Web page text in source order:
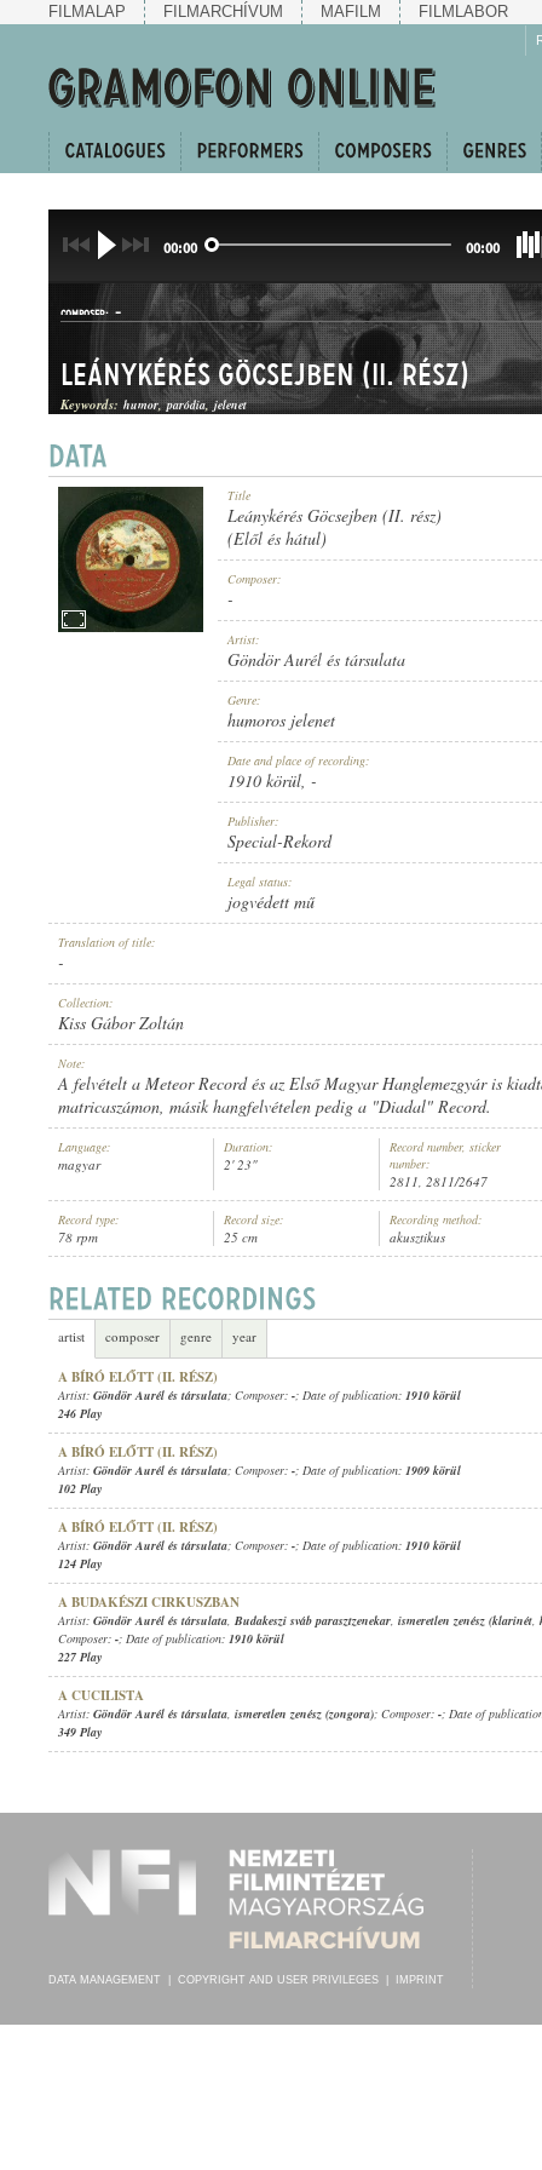
FILMALAP FILMARCHÍVUM MAFILM FILMLABOR
00:00 00:00
ARTIST: GÖNDÖR AURÉL ÉS TÁRSULATA
COMPOSER: -
HUMOROS JELENET
SPECIAL-REKORD
2811
Leánykérés Göcsejben (II. rész)
Keywords: humor paródia jelenet
Title
Leánykérés Göcsejben (II. rész)
(Elől és hátul)
Composer:
-
Artist:
Göndör Aurél és társulata
Genre:
humoros jelenet
Date and place of recording:
1910 körül, -
Publisher:
Special-Rekord
Legal status:
jogvédett mű
Translation of title:
-
Collection:
Kiss Gábor Zoltán
Note:
A felvételt a Meteor Record és az Első Magyar Hanglemezgyár is
matricaszámon, másik hangfelvételen pedig a "Diadal" Record.
Language:
magyar
Duration:
2' 23"
Record number, sticker
number:
2811, 2811/2647
Record type:
78 rpm
Record size:
25 cm
Recording method:
akusztikus
artist composer genre year
A BÍRÓ ELŐTT (II. RÉSZ)
Artist: Göndör Aurél és társulata; Composer: -; Date of publication: 1910 körül
246 Play
A BÍRÓ ELŐTT (II. RÉSZ)
Artist: Göndör Aurél és társulata; Composer: -; Date of publication: 1909 körül
102 Play
A BÍRÓ ELŐTT (II. RÉSZ)
Artist: Göndör Aurél és társulata; Composer: -; Date of publication: 1910 körül
124 Play
A BUDAKÉSZI CIRKUSZBAN
Artist: Göndör Aurél és társulata, Budakeszi sváb parasztzenekar, ismeretlen zenész (klarinét,
Composer: -; Date of publication: 1910 körül
227 Play
A CUCILISTA
Artist: Göndör Aurél és társulata, ismeretlen zenész (zongora); Composer: -; Date of
349 Play
DATA MANAGEMENT COPYRIGHT AND USER PRIVILEGES IMPRINT